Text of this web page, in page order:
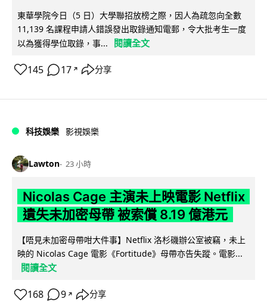
東華學院今日（5 日）大學聯招放榜之際，因人為疏忽向全數
11,139 名課程申請人錯誤發出取錄通知電郵，令大批考生一度
以為獲得學位取錄，事...
閱讀全文
145 17 ↗ 分享
科技娛樂 影視娛樂
Lawton 23 小時
Nicolas Cage 主演未上映電影 Netflix
遺失未加密母帶 被索償 8.19 億港元
【唔見未加密母帶咁大件事】Netflix 洛杉磯辦公室被竊，未上
映的 Nicolas Cage 電影《Fortitude》母帶亦告失蹤。電影...
閱讀全文
168 9 ↗ 分享